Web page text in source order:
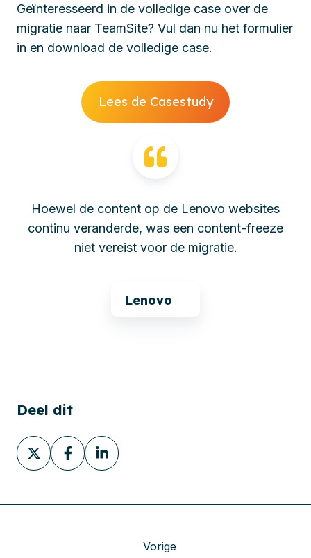
Geïnteresseerd in de volledige case over de
migratie naar TeamSite? Vul dan nu het formulier
in en download de volledige case.
Lees de Casestudy
Hoewel de content op de Lenovo websites
continu veranderde, was een content-freeze
niet vereist voor de migratie.
Lenovo
Deel dit
Deel
via
Deel
via
Deel
via
Vorige